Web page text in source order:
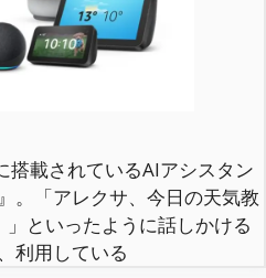
載されているAIアシスタン
。「アレクサ、今日の天気教
といったように話しかける
利用している